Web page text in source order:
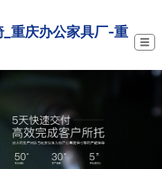
重庆办公家具厂-重
☰